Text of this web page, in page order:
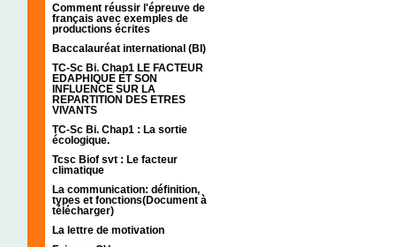
Comment réussir l'épreuve de
français avec exemples de
productions écrites
Baccalauréat international (BI)
TC-Sc Bi. Chap1 LE FACTEUR
EDAPHIQUE ET SON
INFLUENCE SUR LA
REPARTITION DES ETRES
VIVANTS
TC-Sc Bi. Chap1 : La sortie
écologique.
Tcsc Biof svt : Le facteur
climatique
La communication: définition,
types et fonctions(Document à
télécharger)
La lettre de motivation